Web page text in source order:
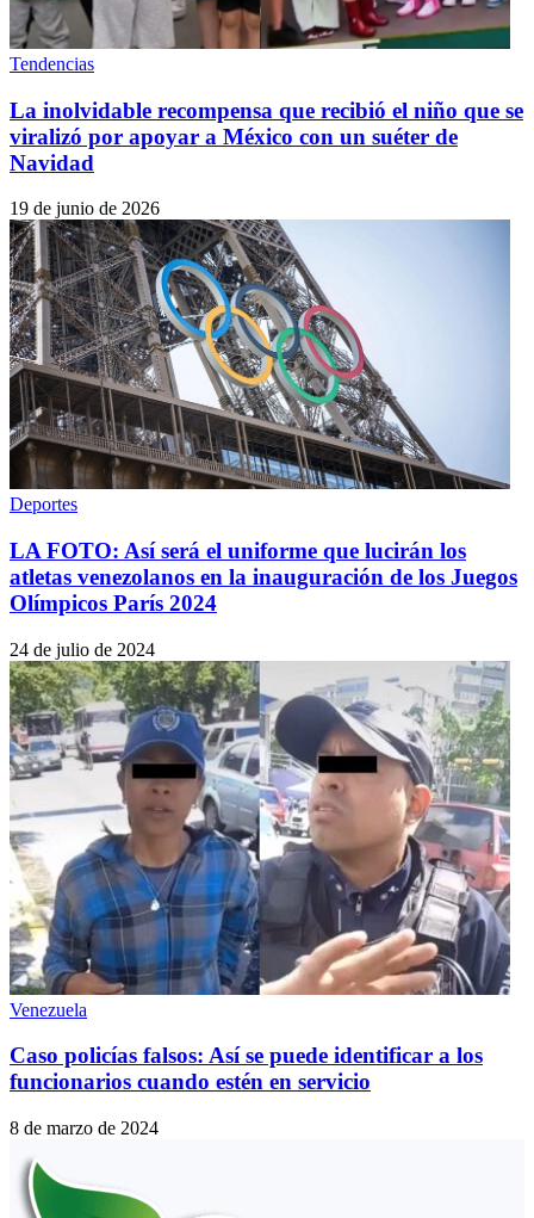
Tendencias
La inolvidable recompensa que recibió el niño que se
viralizó por apoyar a México con un suéter de
Navidad
19 de junio de 2026
Deportes
LA FOTO: Así será el uniforme que lucirán los
atletas venezolanos en la inauguración de los Juegos
Olímpicos París 2024
24 de julio de 2024
Venezuela
Caso policías falsos: Así se puede identificar a los
funcionarios cuando estén en servicio
8 de marzo de 2024